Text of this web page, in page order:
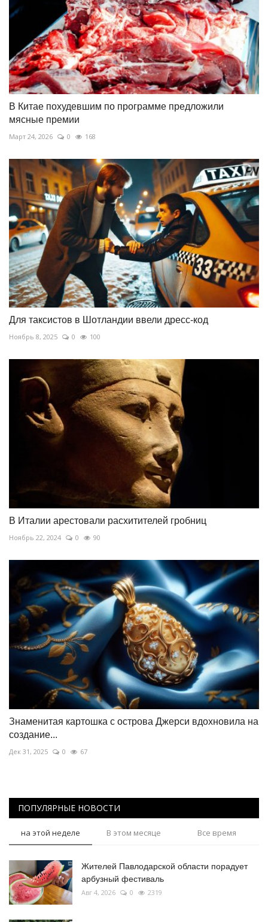
В Китае похудевшим по программе предложили
мясные премии
Март 24, 2026 0 168
Для таксистов в Шотландии ввели дресс-код
Ноябрь 8, 2025 0 100
В Италии арестовали расхитителей гробниц
Ноябрь 22, 2024 0 90
Знаменитая картошка с острова Джерси вдохновила на
создание...
Дек 31, 2025 0 67
ПОПУЛЯРНЫЕ НОВОСТИ
на этой неделе В этом месяце Все время
Жителей Павлодарской области порадует
арбузный фестиваль
Авг 4, 2026 0 2319